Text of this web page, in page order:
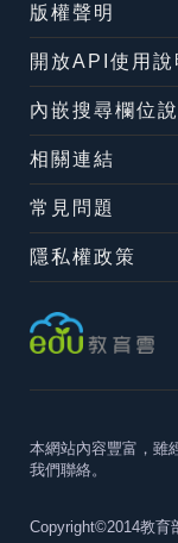
版權聲明
開放API使用說
內嵌搜尋欄位
相關連結
常見問題
隱私權政策
本網站內容豐富，雖
我們聯絡。
Copyright©2014教育